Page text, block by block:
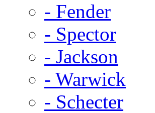
- Fender
- Spector
- Jackson
- Warwick
- Schecter